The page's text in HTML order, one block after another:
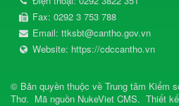
Fax: 0292 3 753 788
Email: ttksbt@cantho.gov.vn
Website: https://cdccantho.vn
© Bản quyền thuộc về Trung tâm Kiểm
Thơ. Mã nguồn NukeViet CMS. Thiết